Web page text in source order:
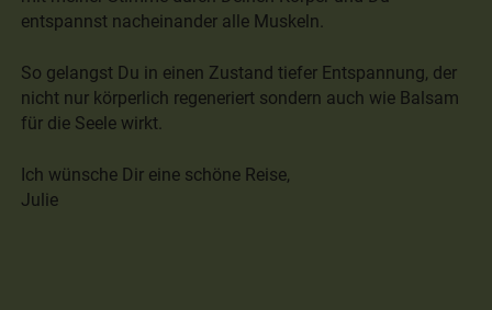
entspannst nacheinander alle Muskeln.
So gelangst Du in einen Zustand tiefer Entspannung, der
nicht nur körperlich regeneriert sondern auch wie Balsam
für die Seele wirkt.
Ich wünsche Dir eine schöne Reise,
Julie